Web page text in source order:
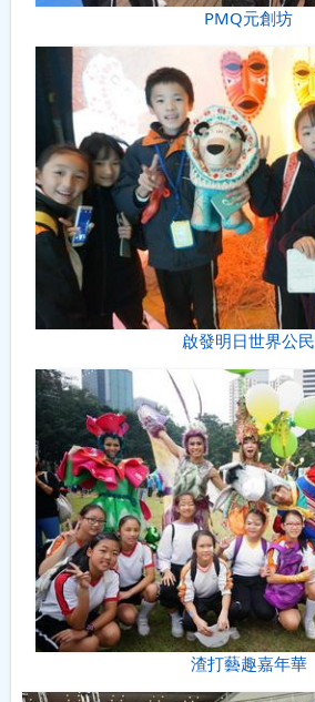
PMQ元創坊
啟發明日世界公民
渣打藝趣嘉年華